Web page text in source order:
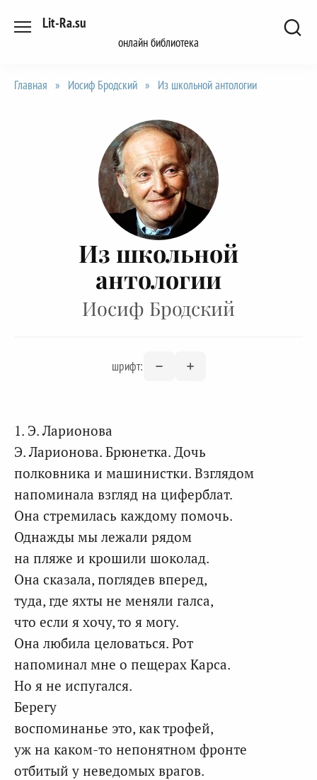
Lit-Ra.su
онлайн библиотека
Главная » Иосиф Бродский » Из школьной антологии
Из школьной
антологии
Иосиф Бродский
шрифт:
1. Э. Ларионова
Э. Ларионова. Брюнетка. Дочь
полковника и машинистки. Взглядом
напоминала взгляд на циферблат.
Она стремилась каждому помочь.
Однажды мы лежали рядом
на пляже и крошили шоколад.
Она сказала, поглядев вперед,
туда, где яхты не меняли галса,
что если я хочу, то я могу.
Она любила целоваться. Рот
напоминал мне о пещерах Карса.
Но я не испугался.
Берегу
воспоминанье это, как трофей,
уж на каком-то непонятном фронте
отбитый у неведомых врагов.